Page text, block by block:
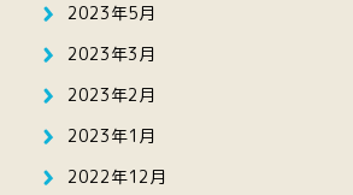
2023年5月
2023年3月
2023年2月
2023年1月
2022年12月